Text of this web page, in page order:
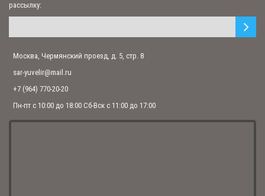
Браслет (арт. LVD04016)
рассылку:
Москва, Чермянский проезд, д. 5, стр. 8
sar-yuvelir@mail.ru
+7 (964) 770-20-20
Пн-пт с 10:00 до 18:00 Сб-Вск с 11:00 до 17:00